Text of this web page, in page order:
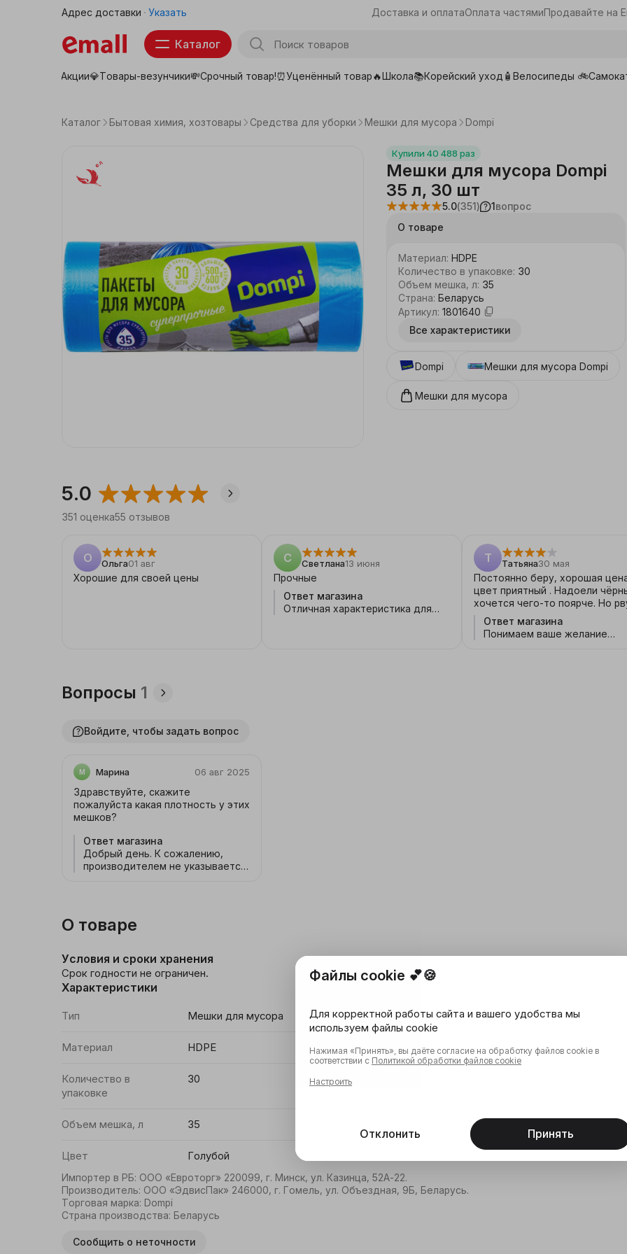
Адрес доставки Указать Доставка и оплатаОплата частямиПродавайте на
Каталог
Акции💎Товары-везунчики💸Срочный товар!⏰Уценённый товар🔥Школа📚Корейский уход🧴 Велосипеды 🚲
Товары для школы
Электроника
Детские товары
Товары для животных
Красота, здоровье
Бытовая химия,
хозтовары
Стройка, ремонт
Спорт, туризм
Досуг и хобби
Мужская одежда и
Детская одежда
Обувь
Галантерея и
аксессуары
Товары для праздника
Товары для школы
Каталог Бытовая химия, хозтовары Средства для уборки Мешки для мусора Dompi
Беларусь
Купили 40 488 раз
Мешки для мусора Dompi
35 л, 30 шт
5.0(351) 1вопрос
О товаре
Материал: HDPE
Количество в упаковке: 30
Объем мешка, л: 35
Страна: Беларусь
Артикул: 1801640
Все характеристики
Dompi Мешки для мусора Dompi
Мешки для мусора
5.0
351 оценка55 отзывов
О Ольга01 авг
Хорошие для своей цены
С Светлана13 июня
Прочные
Ответ магазина
Отличная характеристика для
Т Татьяна30 мая
Постоянно беру, хорошая
цвет приятный . Надоели чёрные ,
хочется чего-то поярче. Но рвутся
они очень легко, прочными их
назовешь.
Ответ магазина
Понимаем ваше желание
Вопросы 1
Войдите, чтобы задать вопрос
М Марина 06 авг 2025
Здравствуйте, скажите
пожалуйста какая плотность у этих
мешков?
Ответ магазина
Добрый день. К сожалению,
производителем не указывается
О товаре
Условия и сроки хранения
Срок годности не ограничен.
Характеристики
Тип Мешки для мусора
Материал HDPE
Количество в
упаковке
30
Объем мешка, л 35
Цвет Голубой
Импортер в РБ: ООО «Евроторг» 220099, г. Минск, ул. Казинца, 52А-22.
Производитель: ООО «ЭдвисПак» 246000, г. Гомель, ул. Объездная, 9Б, Беларусь.
Торговая марка: Dompi
Страна производства: Беларусь
Сообщить о неточности
Файлы cookie 💕🍪
Для корректной работы сайта и вашего удобства мы
используем файлы cookie
Нажимая «Принять», вы даёте согласие на обработку файлов cookie в
соответствии с Политикой обработки файлов cookie
Настроить
Отклонить Принять